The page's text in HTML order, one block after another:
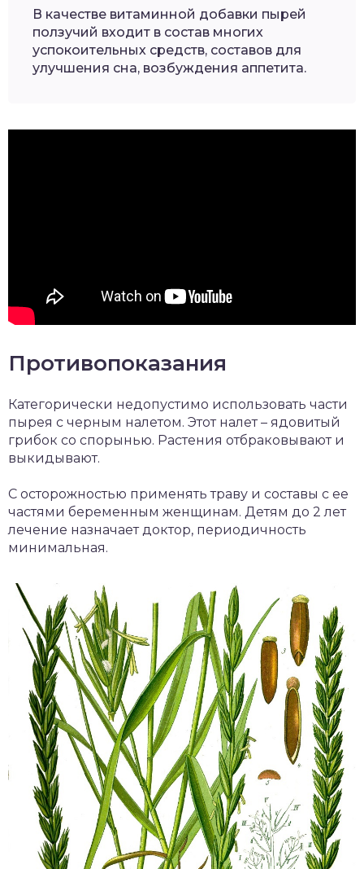
В качестве витаминной добавки пырей
ползучий входит в состав многих
успокоительных средств, составов для
улучшения сна, возбуждения аппетита.
Противопоказания
Категорически недопустимо использовать части
пырея с черным налетом. Этот налет – ядовитый
грибок со спорынью. Растения отбраковывают и
выкидывают.
С осторожностью применять траву и составы с ее
частями беременным женщинам. Детям до 2 лет
лечение назначает доктор, периодичность
минимальная.